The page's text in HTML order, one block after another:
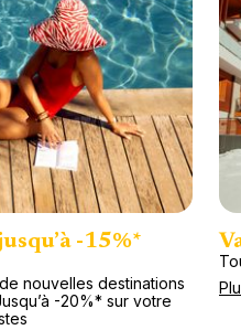
-15%*
nouvelles destinations
-20%* sur votre